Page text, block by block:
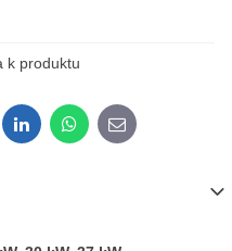
k produktu
LinkedInWhatsApp
E-mail